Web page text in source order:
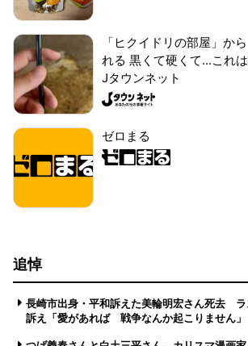
「ヒクイドリの部屋」か
れる 黒くて硬くて...これ
Jタウンネット
ゼロまる
追悼
長崎市出身・平和訴えた美輪明宏さん死去 ラ
訴え「愛があれば 戦争なんか起こりません」